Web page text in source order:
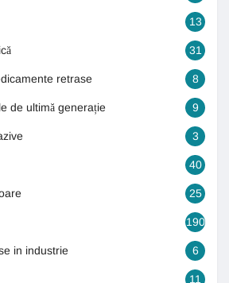
13
31
retrase 8
de ultimă generație 9
3
40
25
190
in industrie 6
11